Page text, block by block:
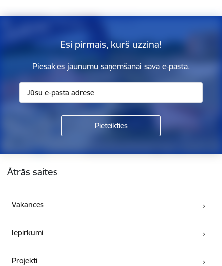
Esi pirmais, kurš uzzina!
Piesakies jaunumu saņemšanai savā e-pastā.
Ātrās saites
Vakances
Iepirkumi
Projekti